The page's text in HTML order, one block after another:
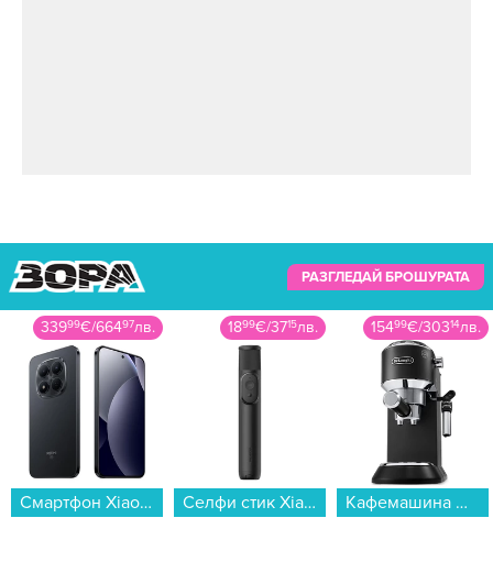
РАЗГЛЕДАЙ БРОШУРАТА
1899€/3715лв.
Селфи стик Xiaomi SELFIE STICK TRIPOD MINI BHR083KGL...
15499€/30314лв.
Кафемашина DeLonghi EC685.BK DEDICA...
11599€/22686лв.
Маша за коса Philips BHB887/00 Prestige SenseIQ...